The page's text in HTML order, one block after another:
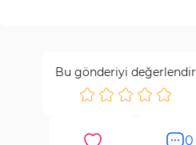
Bu gönderiyi değerlendir
0